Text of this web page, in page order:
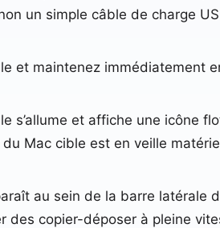
un simple câble de charge
et maintenez immédiatement
s’allume et affiche une icône
Mac cible est en veille
au sein de la barre latérale
des copier-déposer à pleine